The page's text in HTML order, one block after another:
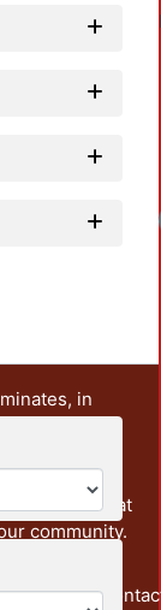
in
research
some
from the
that
community.